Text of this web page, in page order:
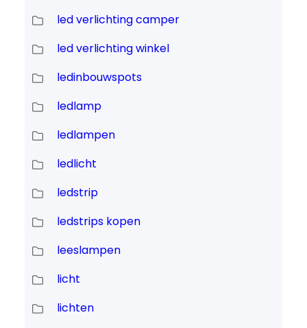
led verlichting camper
led verlichting winkel
ledinbouwspots
ledlamp
ledlampen
ledlicht
ledstrip
ledstrips kopen
leeslampen
licht
lichten